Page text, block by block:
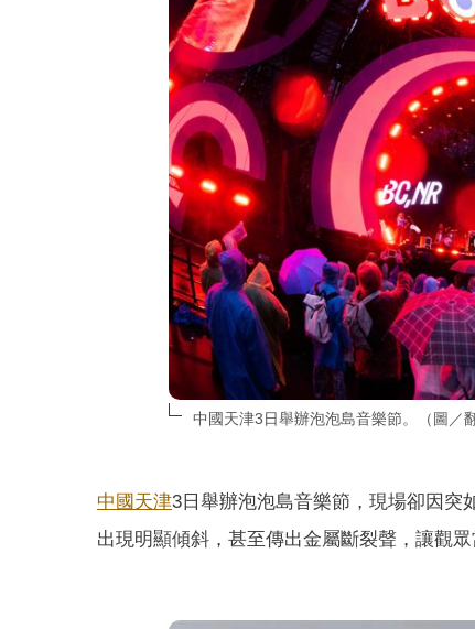
中國天津3日舉辦泡泡島音樂節。（圖／
中國天津3日舉辦泡泡島音樂節，現場卻因突
出現明顯傾斜，甚至傳出金屬斷裂聲，讓觀